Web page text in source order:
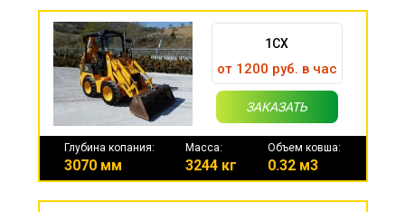
1CX
от 1200 руб. в час
ЗАКАЗАТЬ
Глубина копания:
3070 мм
Масса:
3244 кг
Объем ковша:
0.32 м3